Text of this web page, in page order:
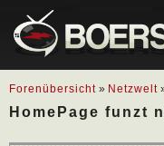
Forenübersicht » Netzwelt
HomePage funzt